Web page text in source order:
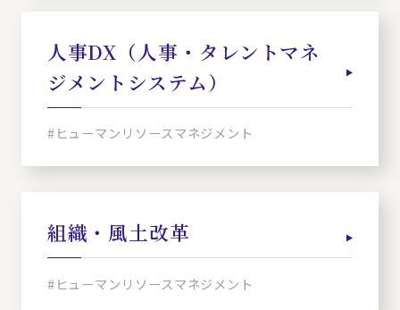
人事DX（人事・タレントマネ
ジメントシステム）
#ヒューマンリソースマネジメント
組織・風土改革
#ヒューマンリソースマネジメント